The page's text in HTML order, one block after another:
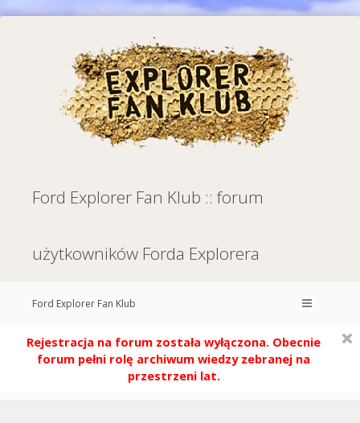
Ford Explorer Fan Klub :: forum
użytkowników Forda Explorera
Ford Explorer Fan Klub
Rejestracja na forum została wyłączona. Obecnie
forum pełni rolę archiwum wiedzy zebranej na
przestrzeni lat.